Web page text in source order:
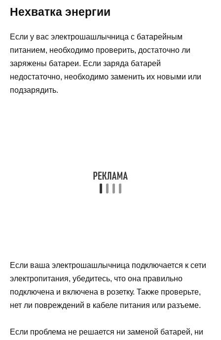
Нехватка энергии
Если у вас электрошашлычница с батарейным
питанием, необходимо проверить, достаточно ли
заряжены батареи. Если заряда батарей
недостаточно, необходимо заменить их новыми или
подзарядить.
Если ваша электрошашлычница подключается к сети
электропитания, убедитесь, что она правильно
подключена и включена в розетку. Также проверьте,
нет ли повреждений в кабеле питания или разъеме.
Если проблема не решается ни заменой батарей, ни